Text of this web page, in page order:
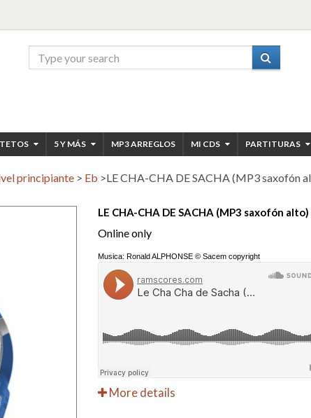
5 Y MÁS MP3 ARREGLOS MI CDS PARTITURAS
principiante > Eb >LE CHA-CHA DE SACHA (MP3 saxofón
LE CHA-CHA DE SACHA (MP3 saxofón alto)
Online only
Musica: Ronald ALPHONSE © Sacem copyright
More details